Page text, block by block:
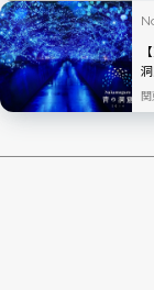
洞
関